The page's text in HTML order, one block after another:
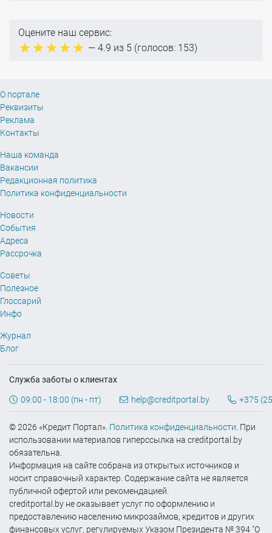
Оцените наш сервис:
— 4.9 из 5 (голосов: 153)
О портале
Реквизиты
Реклама
Контакты
Наша команда
Вакансии
Редакционная политика
Политика конфиденциальности
Новости
События
Адреса
Рассрочка
Советы
Полезное
Глоссарий
Инфо
Журнал
Блог
Служба заботы о клиентах
09:00 - 18:00 (пн - пт) help@creditportal.by +375
© 2026 «Кредит Портал». Политика конфиденциальности . При
использовании материалов гиперссылка на creditportal.by
обязательна.
Информация на сайте собрана из открытых источников и
носит справочный характер. Содержание сайта не является
публичной офертой или рекомендацией.
creditportal.by не оказывает услуг по оформлению и
предоставлению населению микрозаймов, кредитов и других
финансовых услуг, регулируемых Указом Президента № 394 "О